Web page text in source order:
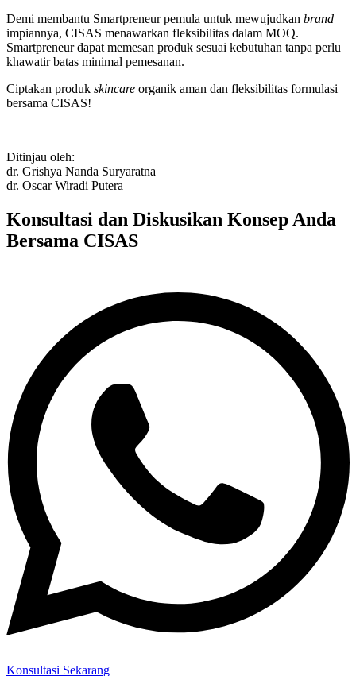
Demi membantu Smartpreneur pemula untuk mewujudkan brand
impiannya, CISAS menawarkan fleksibilitas dalam MOQ.
Smartpreneur dapat memesan produk sesuai kebutuhan tanpa perlu
khawatir batas minimal pemesanan.
Ciptakan produk skincare organik aman dan fleksibilitas formulasi
bersama CISAS!
Ditinjau oleh:
dr. Grishya Nanda Suryaratna
dr. Oscar Wiradi Putera
Konsultasi dan Diskusikan Konsep Anda
Bersama CISAS
Konsultasi Sekarang